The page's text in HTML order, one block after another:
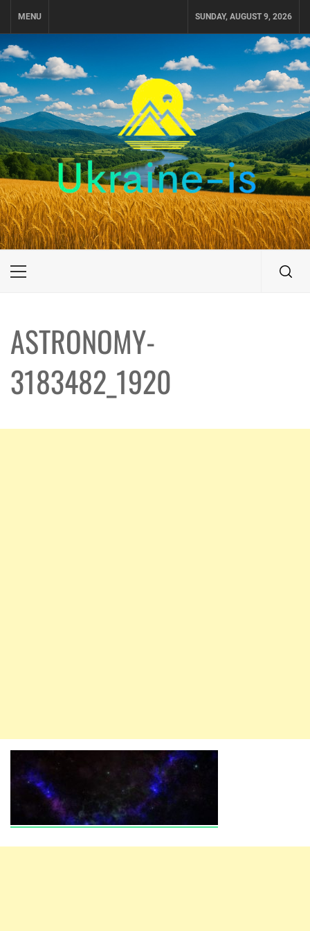
MENU SUNDAY, AUGUST 9, 2026
UKRAINE-IS
ПОДОРОЖI ПО УКРАЇНІ
Primary
ASTRONOMY-
3183482_1920